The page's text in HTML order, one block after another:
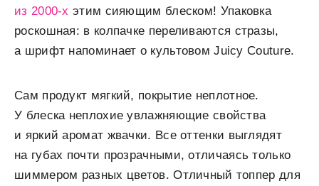
из 2000-х этим сияющим блеском! Упаковка
роскошная: в колпачке переливаются стразы,
а шрифт напоминает о культовом Juicy Couture.
Сам продукт мягкий, покрытие неплотное.
У блеска неплохие увлажняющие свойства
и яркий аромат жвачки. Все оттенки выглядят
на губах почти прозрачными, отличаясь только
шиммером разных цветов. Отличный топпер для